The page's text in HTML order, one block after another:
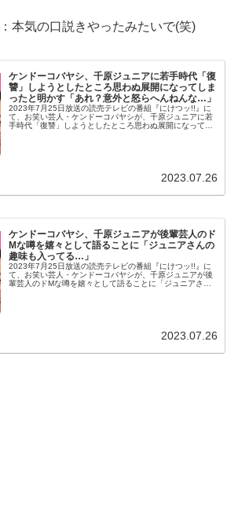
：本気の口説きやったみたいで(笑)
ケンドーコバヤシ、千原ジュニアに若手時代「復
讐」しようとしたところ思わぬ展開になってしま
ったと明かす「あれ？意外と怒らへんねんな…」
2023年7月25日放送の読売テレビの番組『にけつッ!!』に
て、お笑い芸人・ケンドーコバヤシが、千原ジュニアに若
手時代「復讐」しようとしたところ思わぬ展開になってし
2023.07.26
ケンドーコバヤシ、千原ジュニアが後輩芸人のド
Mな噂を嬉々として語ることに「ジュニアさんの
趣味も入ってる…」
2023年7月25日放送の読売テレビの番組『にけつッ!!』に
て、お笑い芸人・ケンドーコバヤシが、千原ジュニアが後
輩芸人のドMな噂を嬉々として語ることに「ジュニアさん
2023.07.26